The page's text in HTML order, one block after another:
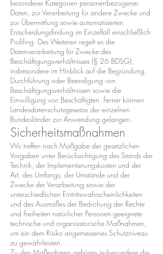
besonderer Kategorien personenbezogener
Daten, zur Verarbeitung für andere Zwecke und
zur Übermittlung sowie automatisierten
Entscheidungsfindung im Einzelfall einschließlich
Profiling. Des Weiteren regelt es die
Datenverarbeitung für Zwecke des
Beschäftigungsverhältnisses (§ 26 BDSG),
insbesondere im Hinblick auf die Begründung,
Durchführung oder Beendigung von
Beschäftigungsverhältnissen sowie die
Einwilligung von Beschäftigten. Ferner können
Landesdatenschutzgesetze der einzelnen
Bundesländer zur Anwendung gelangen.
Sicherheitsmaßnahmen
Wir treffen nach Maßgabe der gesetzlichen
Vorgaben unter Berücksichtigung des Stands der
Technik, der Implementierungskosten und der
Art, des Umfangs, der Umstände und der
Zwecke der Verarbeitung sowie der
unterschiedlichen Eintrittswahrscheinlichkeiten
und des Ausmaßes der Bedrohung der Rechte
und Freiheiten natürlicher Personen geeignete
technische und organisatorische Maßnahmen,
um ein dem Risiko angemessenes Schutzniveau
zu gewährleisten.